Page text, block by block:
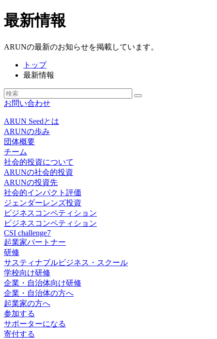
最新情報
ARUNの最新のお知らせを掲載しています。
トップ
最新情報
お問い合わせ
ARUN Seedとは
ARUNの歩み
団体概要
チーム
社会的投資について
ARUNの社会的投資
ARUNの投資先
社会的インパクト評価
ジェンダーレンズ投資
ビジネスコンペティション
ビジネスコンペティション
CSI challenge7
起業家パートナー
研修
サスティナブルビジネス・スクール
学校向け研修
企業・自治体向け研修
企業・自治体の方へ
起業家の方へ
参加する
サポーターになる
寄付する